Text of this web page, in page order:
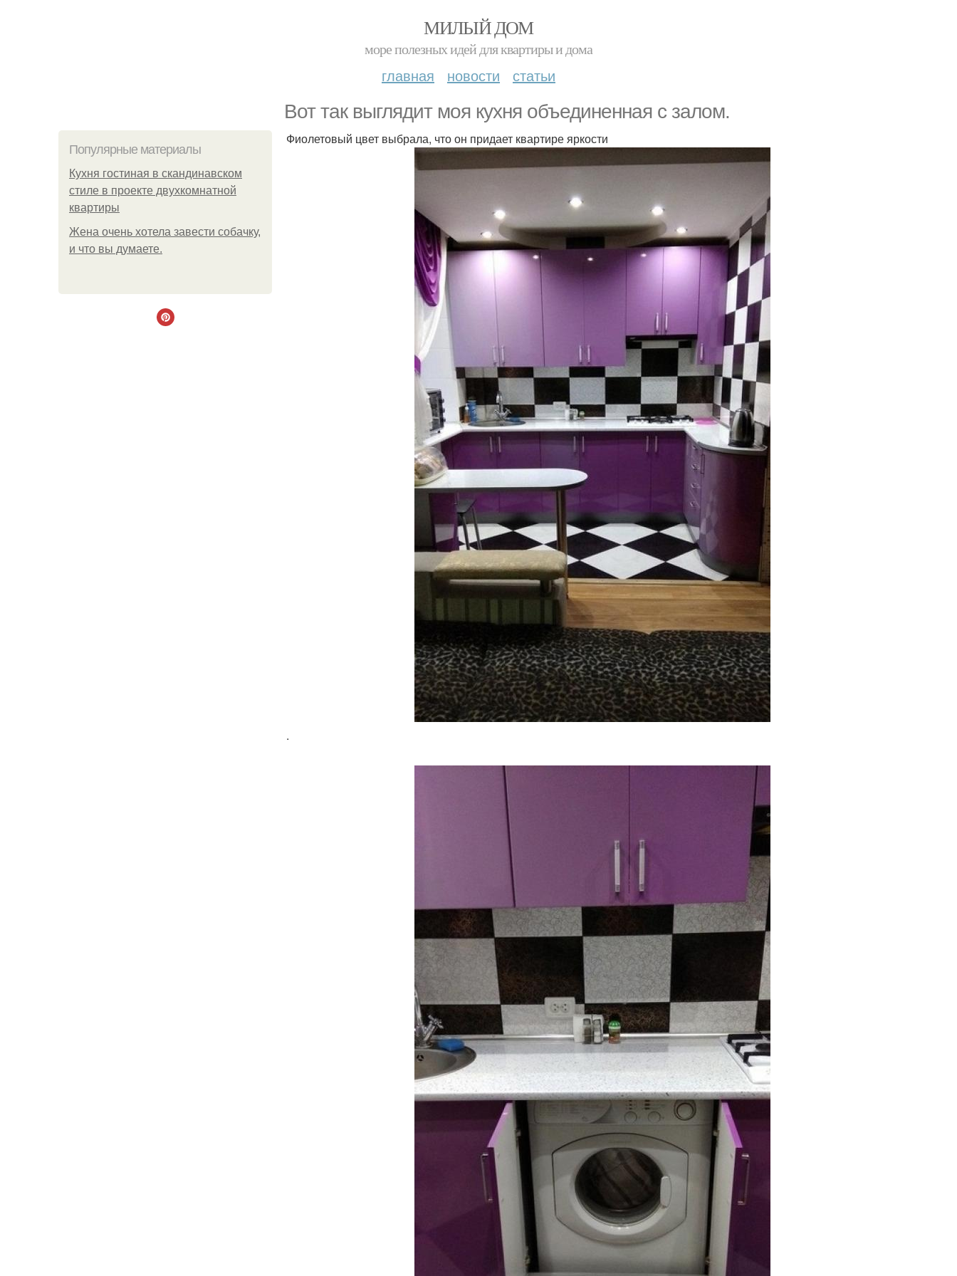
МИЛЫЙ ДОМ
море полезных идей для квартиры и дома
главная новости статьи
Вот так выглядит моя кухня объединенная с залом.
Популярные материалы
Кухня гостиная в скандинавском
стиле в проекте двухкомнатной
квартиры
Жена очень хотела завести собачку,
и что вы думаете.
Фиолетовый цвет выбрала, что он придает квартире яркости
.